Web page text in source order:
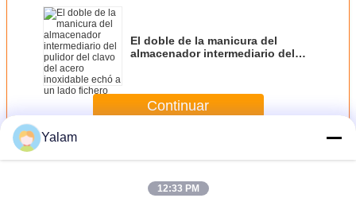
El doble de la manicura del
almacenador intermediario del
del metal
Continuar
MásAlmacenador intermediario del clavo
Yalam
12:33 PM